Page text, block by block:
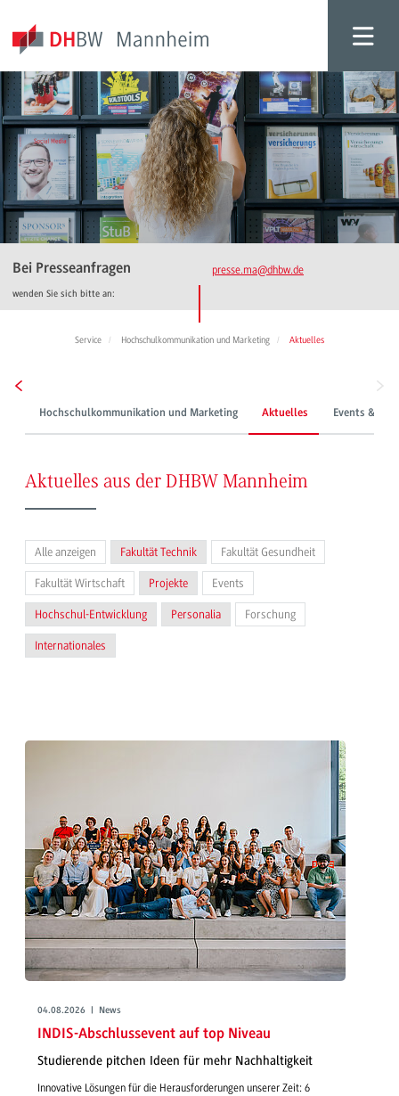
Bei Presseanfragen
wenden Sie sich bitte an:
presse.ma@dhbw.de
Service Hochschulkommunikation und Marketing Aktuelles
Hochschulkommunikation und Marketing Aktuelles Events &
Aktuelles aus der DHBW Mannheim
Alle anzeigen Fakultät Technik Fakultät Gesundheit
Fakultät Wirtschaft Projekte Events
Hochschul-Entwicklung Personalia Forschung
Internationales
04.08.2026 | News
INDIS-Abschlussevent auf top Niveau
Studierende pitchen Ideen für mehr Nachhaltigkeit
Innovative Lösungen für die Herausforderungen unserer Zeit: 6